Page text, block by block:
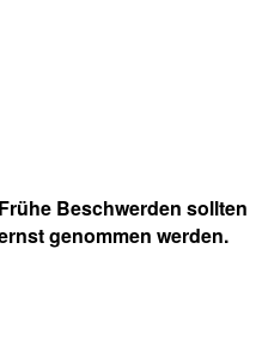
Frühe Beschwerden sollten
genommen werden.